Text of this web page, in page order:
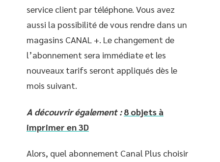
service client par téléphone. Vous avez
aussi la possibilité de vous rendre dans un
magasins CANAL +. Le changement de
l’abonnement sera immédiate et les
nouveaux tarifs seront appliqués dès le
mois suivant.
A découvrir également : 8 objets à
imprimer en 3D
Alors, quel abonnement Canal Plus choisir